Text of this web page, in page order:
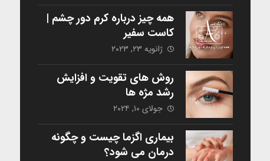
همه چیز درباره کرم دور چشم |
کاست سفیر
ژانویه ۲۳, ۲۰۲۳
روش های تقویت و افزایش
رشد مژه ها
جولای ۱۰, ۲۰۲۴
بیماری اگزما چیست و چگونه
درمان می شود؟